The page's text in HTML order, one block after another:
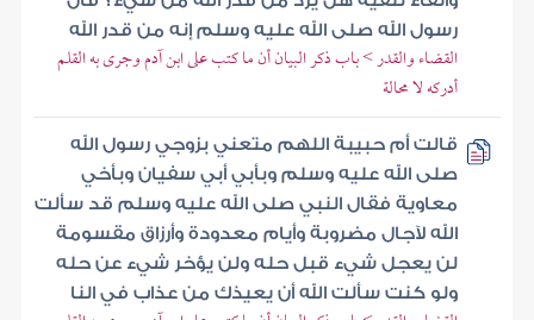
رسول الله صلى الله عليه وسلم إنه من قدر الله
القضاء والقدر > باب ذكر البيان أن ما كتب على ابن آدم وجرى به القلم
أدركه لا محالة
قالت أم حبيبة اللهم متعني بزوجي رسول الله
صلى الله عليه وسلم وبأبي أبي سفيان وبأخي
معاوية فقال النبي صلى الله عليه وسلم قد سألت
الله لآجال مضروبة وأيام معدودة وأرزاق مقسومة
لن يعجل شيء قبل حله ولن يؤخر شيء عن حله
ولو كنت سألت الله أن يعيذك من عذاب في النا